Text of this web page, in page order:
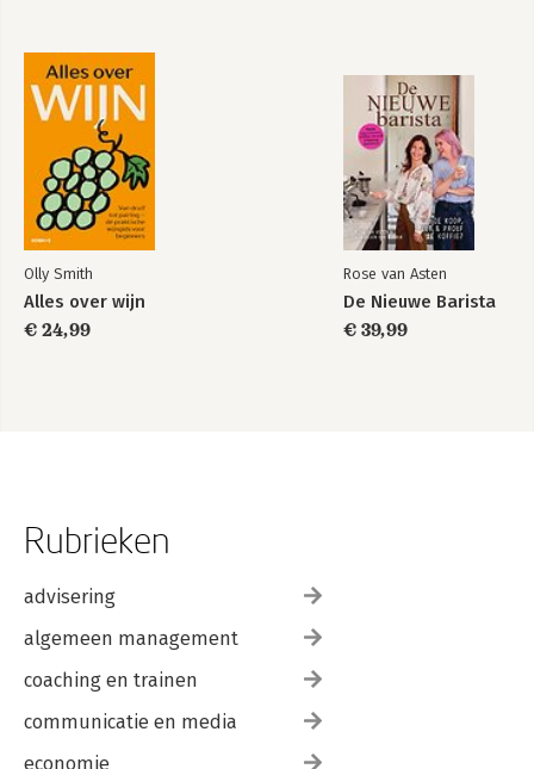
Olly Smith
Alles over wijn
€ 24,99
Rose van Asten
De Nieuwe Barista
€ 39,99
Rubrieken
advisering
algemeen management
coaching en trainen
communicatie en media
economie